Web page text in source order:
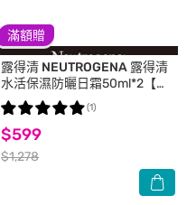
滿額贈
露得清 NEUTROGENA 露得清
水活保濕防曬日霜50ml*2【超
值二入組】
$599
$1,278
(1)